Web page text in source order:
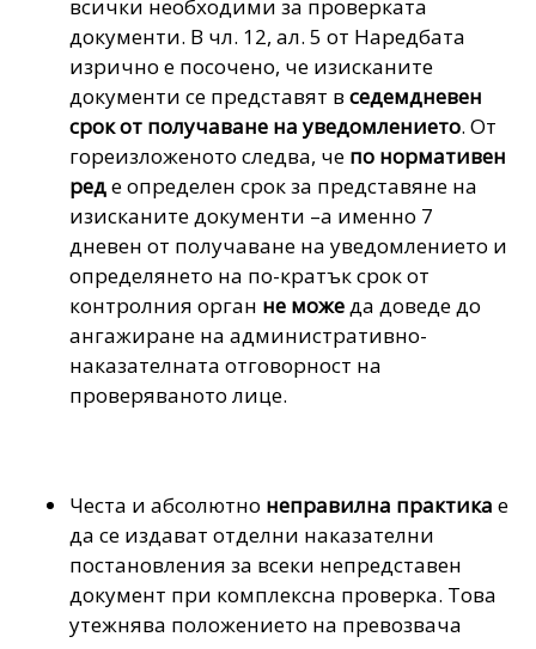
всички необходими за проверката
документи. В чл. 12, ал. 5 от Наредбата
изрично е посочено, че изисканите
документи се представят в седемдневен
срок от получаване на уведомлението. От
гореизложеното следва, че по нормативен
реде определен срок за представяне на
изисканите документи –а именно 7
дневен от получаване на уведомлението и
определянето на по-кратък срок от
контролния орган не можеда доведе до
ангажиране на административно-
наказателната отговорност на
проверяваното лице.
Честа и абсолютно неправилна практика е
да се издават отделни наказателни
постановления за всеки непредставен
документ при комплексна проверка. Това
утежнява положението на превозвача